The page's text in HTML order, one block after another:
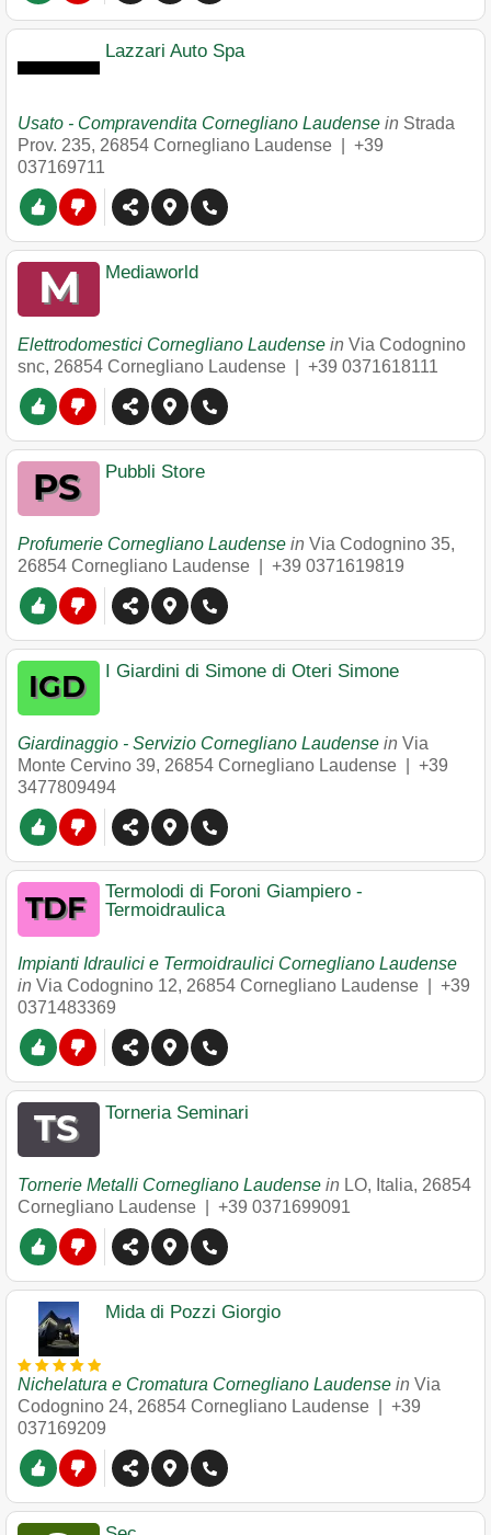
Lazzari Auto Spa
Usato - Compravendita Cornegliano Laudense in Strada
Prov. 235, 26854 Cornegliano Laudense
+39
037169711
Mediaworld
Elettrodomestici Cornegliano Laudense in Via Codognino
snc, 26854 Cornegliano Laudense +39 0371618111
Pubbli Store
Profumerie Cornegliano Laudense in Via Codognino 35,
26854 Cornegliano Laudense +39 0371619819
I Giardini di Simone di Oteri Simone
Giardinaggio - Servizio Cornegliano Laudense in Via
Monte Cervino 39, 26854 Cornegliano Laudense
+39
3477809494
Termolodi di Foroni Giampiero -
Termoidraulica
Impianti Idraulici e Termoidraulici Cornegliano Laudense
in Via Codognino 12, 26854 Cornegliano Laudense
+39
0371483369
Torneria Seminari
Tornerie Metalli Cornegliano Laudense in LO, Italia, 26854
Cornegliano Laudense
+39 0371699091
Mida di Pozzi Giorgio
Nichelatura e Cromatura Cornegliano Laudense in Via
Codognino 24, 26854 Cornegliano Laudense
+39
037169209